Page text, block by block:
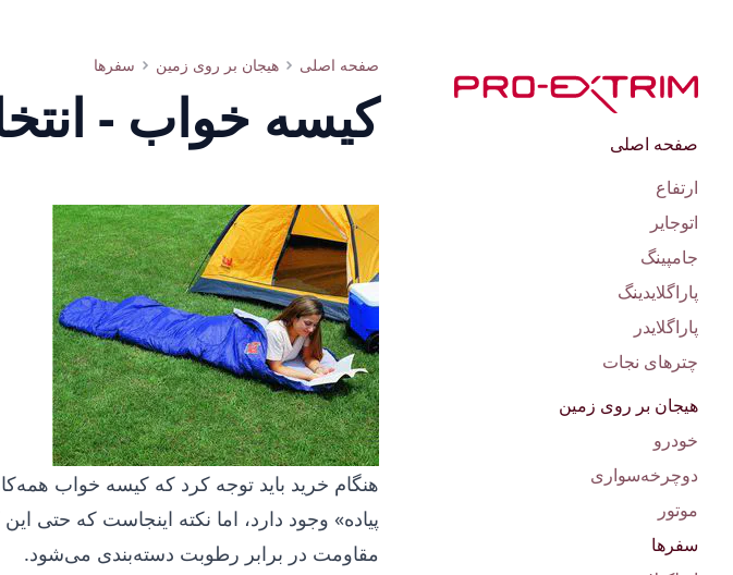
صفحه اصلی
ارتفاع
اتوجایر
جامپینگ
پاراگلایدینگ
پاراگلایدر
چترهای نجات
هیجان بر روی زمین
خودرو
دوچرخه‌سواری
موتور
سفرها
صفحه اصلی هیجان بر روی زمین سفرها انتخاب کیسه خواب برای فصول و شرایط مختلف سفر
کیسه خواب -
هنگام خرید باید توجه کرد که کیسه خواب
پیاده» وجود دارد، اما نکته اینجاست که حتی
مقاومت در برابر رطوبت دسته‌بندی می‌شود.